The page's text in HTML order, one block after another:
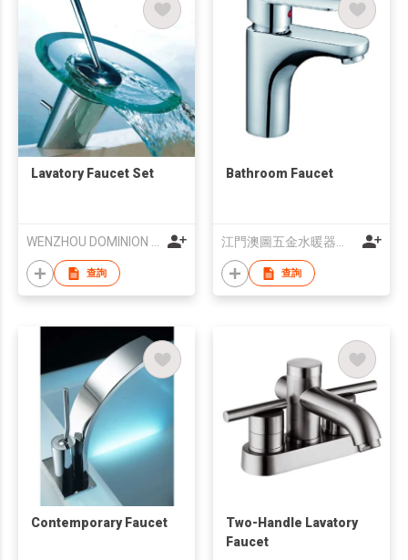
Lavatory Faucet Set
WENZHOU DOMINION SANITARY WARE CO., LTD.
查詢
Bathroom Faucet
江門澳圖五金水暖器材有限公司
查詢
Contemporary Faucet
Two-Handle Lavatory
Faucet